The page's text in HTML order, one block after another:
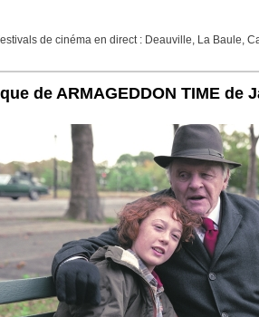
de cinéma en direct : Deauville, La Baule,
de ARMAGEDDON TIME de